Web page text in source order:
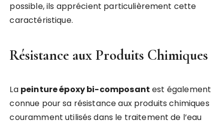
possible, ils apprécient particulièrement cette
caractéristique.
Résistance aux Produits Chimiques
La peinture époxy bi-composant est également
connue pour sa résistance aux produits chimiques
couramment utilisés dans le traitement de l’eau